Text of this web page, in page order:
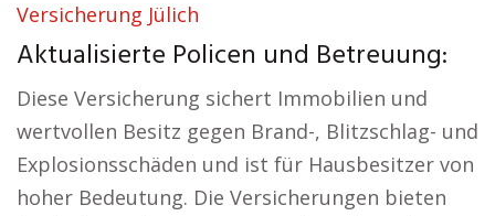
Versicherung Jülich
Aktualisierte Policen und Betreuung:
Diese Versicherung sichert Immobilien und
wertvollen Besitz gegen Brand-, Blitzschlag- und
Explosionsschäden und ist für Hausbesitzer von
hoher Bedeutung. Die Versicherungen bieten